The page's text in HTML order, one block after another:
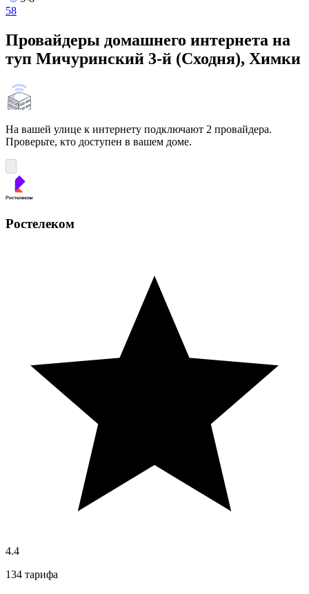
58
Провайдеры домашнего интернета на
туп Мичуринский 3-й (Сходня), Химки
На вашей улице к интернету подключают 2 провайдера.
Проверьте, кто доступен в вашем доме.
Ростелеком
4.4
134 тарифа